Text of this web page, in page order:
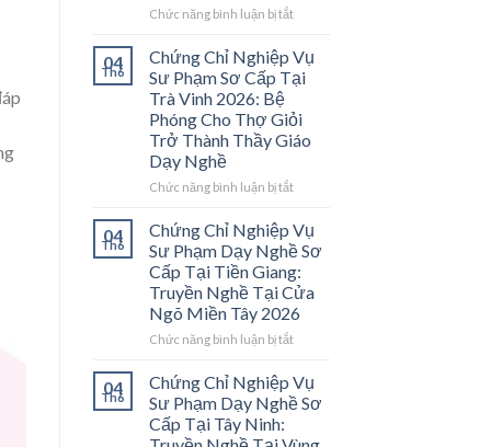
Chức năng bình luận bị tắtở
Chỉ
Nghiệp
Vụ
Phạm
Sơ
2026:
Mở
Cánh
Cửa
Nghề
Dạy
Ở
Trung
ĐBSCL
04
Th6
Chứng Chỉ Nghiệp Vụ
Sư Phạm Sơ Cấp Tại
Trà Vinh 2026: Bệ
Phóng Cho Thợ Giỏi
Trở Thành Thầy Giáo
Dạy Nghề
Chức năng bình luận bị tắtở
Chỉ
Nghiệp
Vụ
Sư
Phạm
Sơ
Cấp
Vinh
2026:
04
Th6
Chứng Chỉ Nghiệp Vụ
Sư Phạm Dạy Nghề Sơ
Cấp Tại Tiền Giang:
Truyền Nghề Tại Cửa
Ngõ Miền Tây 2026
Chức năng bình luận bị tắtở
Chỉ
Nghiệp
Vụ
04
Th6
Chứng Chỉ Nghiệp Vụ
Sư Phạm Dạy Nghề Sơ
Cấp Tại Tây Ninh: